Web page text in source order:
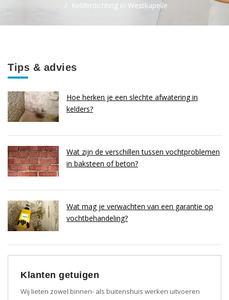
Kelderdichting in Westkapelle
Tips & advies
Hoe herken je een slechte afwatering in
kelders?
Wat zijn de verschillen tussen vochtproblemen
in baksteen of beton?
Wat mag je verwachten van een garantie op
vochtbehandeling?
Klanten getuigen
Wij lieten zowel binnen- als buitenshuis werken uitvoeren